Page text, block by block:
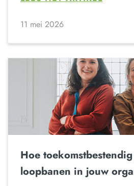
11 mei 2026
Hoe
loopbanen in jouw